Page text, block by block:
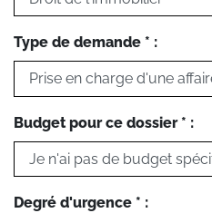
Type de demande * :
Budget pour ce dossier * :
Degré d'urgence * :